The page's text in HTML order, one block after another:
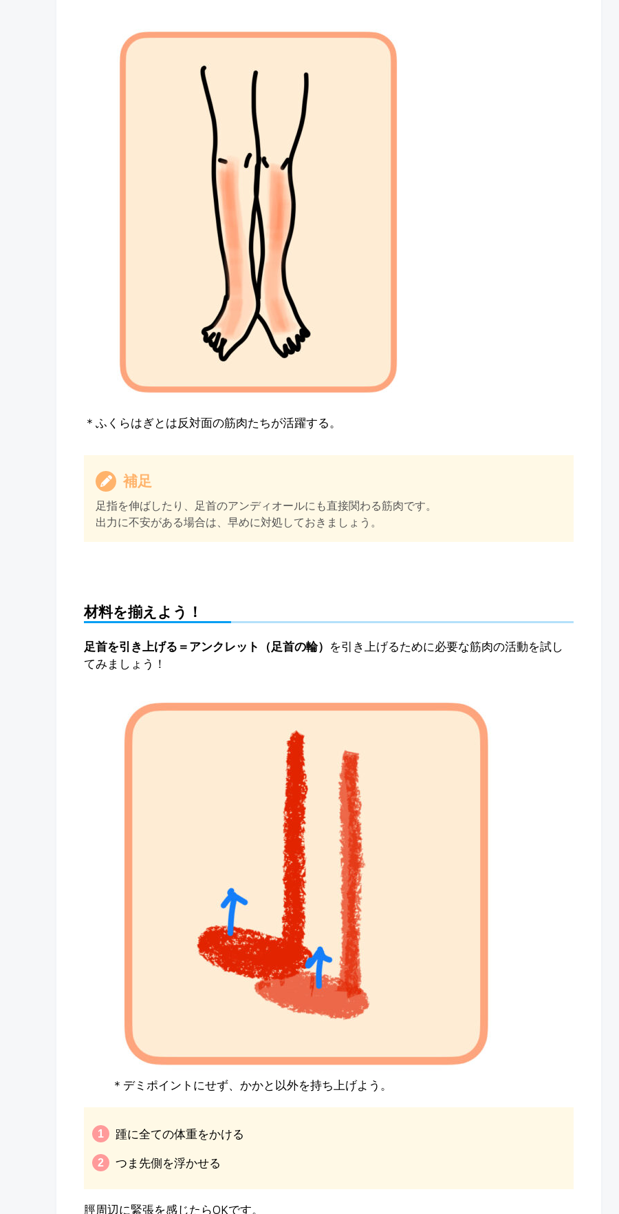
＊ふくらはぎとは反対面の筋肉たちが活躍する。
補足
足指を伸ばしたり、足首のアンディオールにも直接関わる筋肉です。
出力に不安がある場合は、早めに対処しておきましょう。
材料を揃えよう！
足首を引き上げる＝アンクレット（足首の輪） を引き上げるために必要な筋肉の活動を試し
てみましょう！
＊デミポイントにせず、かかと以外を持ち上げよう。
踵に全ての体重をかける
つま先側を浮かせる
脛周辺に緊張を感じたらOKです。